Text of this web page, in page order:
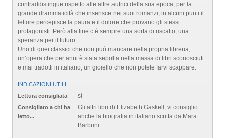
contraddistingue rispetto alle altre autrici della sua epoca, per la
grande drammaticità che inserisce nei suoi romanzi, in alcuni punti il
lettore percepisce la paura e il dolore che provano gli stessi
protagonisti. Però alla fine c’è sempre una sorta di riscatto, una
speranza per il futuro.
Uno di quei classici che non può mancare nella propria libreria,
un’opera che per anni è stata sepolta nella massa di libri sconosciuti
e mai tradotti in italiano, un gioiello che non potete farvi scappare.
INDICAZIONI UTILI
Lettura consigliata
sì
Consigliato a chi ha
letto...
Gli altri libri di Elizabeth Gaskell, vi consiglio
anche la biografia in italiano scritta da Mara
Barbuni